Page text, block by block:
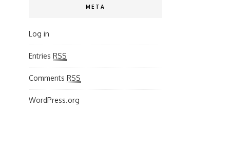
META
Log in
Entries RSS
Comments RSS
WordPress.org